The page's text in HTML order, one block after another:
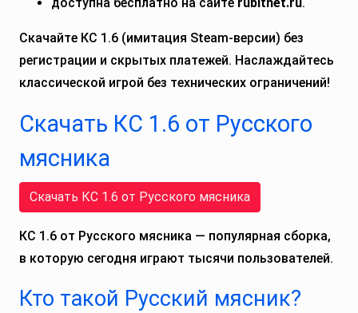
Скачайте КС 1.6 (имитация Steam-версии) без
регистрации и скрытых платежей. Наслаждайтесь
классической игрой без технических ограничений!
Скачать КС 1.6 от Русского
мясника
Скачать КС 1.6 от Русского мясника
КС 1.6 от Русского мясника — популярная сборка,
в которую сегодня играют тысячи пользователей.
Кто такой Русский мясник?